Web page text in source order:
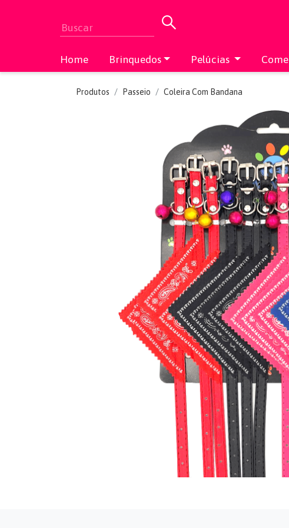
Home Brinquedos Pelúcias
Produtos Passeio Coleira Com Bandana